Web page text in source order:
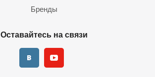
Бренды
Оставайтесь на связи